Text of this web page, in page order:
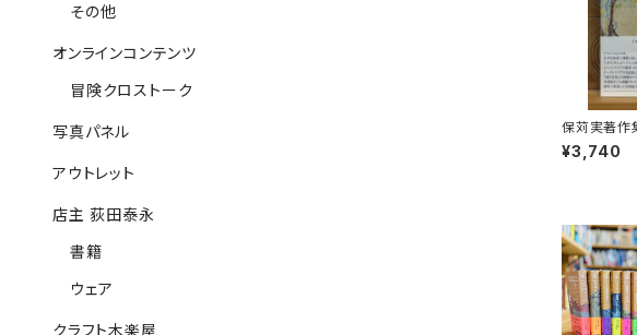
保苅実著作
ティ・ヒスト
¥3,740
その他
オンラインコンテンツ
冒険クロストーク
写真パネル
アウトレット
店主 荻田泰永
書籍
ウェア
クラフト木楽屋